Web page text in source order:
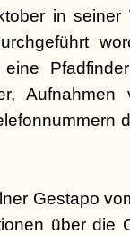
in seiner
Aufnahmen
Gestapo
über die